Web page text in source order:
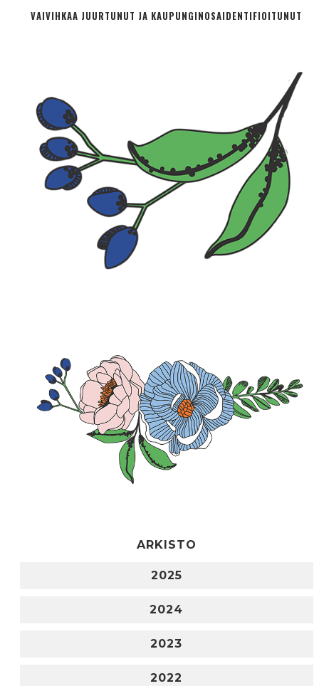
VAIVIHKAA JUURTUNUT JA KAUPUNGINOSA­IDENTIFIOITUNUT
ARKISTO
2025
2024
2023
2022